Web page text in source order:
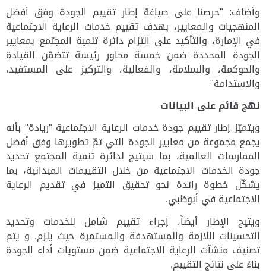
وأضاف: "حرصنا على صياغة إطار تقييم الجودة وفق أفضل
المنهجيات والمعايير، بهدف تقييم خدمات الرعاية الاجتماعية
في الإمارة، والتأكيد على التزام دائرة تنمية المجتمع بمعايير
الجودة المحددة ضمن خمسة محاور رئيسة تتضمّن القيادة
والحوكمة، والسلامة، والفعالية، والتركيز على المستفيد،
والاستدامة"
نهج قائم على البيانات
ويتميّز إطار تقييم جودة خدمات الرعاية الاجتماعية "ريادة" بأنه
يجمع مجموعة من معايير الجودة التي تمّ تطويرها وفق أفضل
الممارسات العالمية، بما سيتيح لدائرة تنمية المجتمع تحديد
جودة الخدمات الاجتماعية من خلال التقييمات الميدانية، بما
يشكّل خطوة رائدة نحو تحقيق التميز في تقديم الرعاية
الاجتماعية في أبوظبي.
ويتيح الإطار أيضاً، إجراء تقييم شامل للخدمات وتحديد
التحسينات اللازمة والمستهدفة والمستمرة حيث يلزم. و يتم
تصنيف منشآت الرعاية الاجتماعية ضمن مستويات أداء الجودة
بناءً على نتائج التقييم.